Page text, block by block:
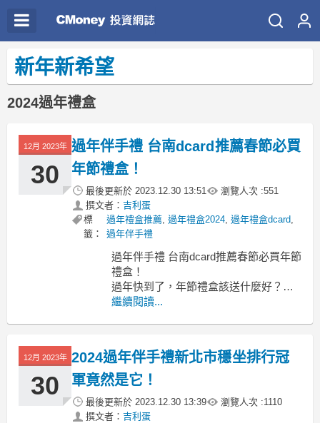
新年新希望
2024過年禮盒
12月 2023年
30
過年伴手禮 台南dcard推薦春節必買
年節禮盒！
最後更新於 2023.12.30 13:51 瀏覽人次 :551
撰文者： 吉利蛋
標
籤：
過年禮盒推薦, 過年禮盒2024, 過年禮盒dcard,
過年伴手禮
過年伴手禮 台南dcard推薦春節必買年節
禮盒！
過年快到了，年節禮盒該送什麼好？過
年伴手禮 台南
不用冰的伴手禮dcard 台南必買伴手禮
2024 台南甜點伴手禮 台南高鐵伴手禮
可以直接上網購物，購
繼續閱讀...
12月 2023年
30
2024過年伴手禮新北市穩坐排行冠
軍竟然是它！
最後更新於 2023.12.30 13:39 瀏覽人次 :1110
撰文者： 吉利蛋